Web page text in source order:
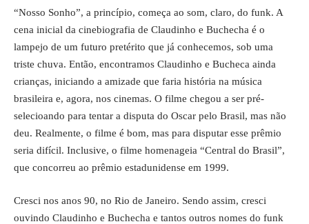
“Nosso Sonho”, a princípio, começa ao som, claro, do funk. A
cena inicial da cinebiografia de Claudinho e Buchecha é o
lampejo de um futuro pretérito que já conhecemos, sob uma
triste chuva. Então, encontramos Claudinho e Bucheca ainda
crianças, iniciando a amizade que faria história na música
brasileira e, agora, nos cinemas. O filme chegou a ser pré-
selecioando para tentar a disputa do Oscar pelo Brasil, mas não
deu. Realmente, o filme é bom, mas para disputar esse prêmio
seria difícil. Inclusive, o filme homenageia “Central do Brasil”,
que concorreu ao prêmio estadunidense em 1999.
Cresci nos anos 90, no Rio de Janeiro. Sendo assim, cresci
ouvindo Claudinho e Buchecha e tantos outros nomes do funk